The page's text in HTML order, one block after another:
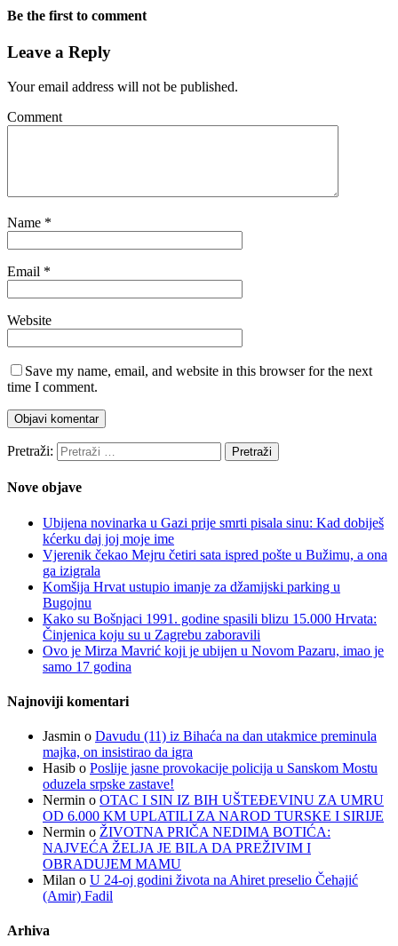
Be the first to comment
Leave a Reply
Your email address will not be published.
Comment
Name *
Email *
Website
Save my name, email, and website in this browser for the next
time I comment.
Pretraži:
Nove objave
Ubijena novinarka u Gazi prije smrti pisala sinu: Kad dobiješ
kćerku daj joj moje ime
Vjerenik čekao Mejru četiri sata ispred pošte u Bužimu, a ona
ga izigrala
Komšija Hrvat ustupio imanje za džamijski parking u
Bugojnu
Kako su Bošnjaci 1991. godine spasili blizu 15.000 Hrvata:
Činjenica koju su u Zagrebu zaboravili
Ovo je Mirza Mavrić koji je ubijen u Novom Pazaru, imao je
samo 17 godina
Najnoviji komentari
Jasmin o Davudu (11) iz Bihaća na dan utakmice preminula
majka, on insistirao da igra
Hasib o Poslije jasne provokacije policija u Sanskom Mostu
oduzela srpske zastave!
Nermin o OTAC I SIN IZ BIH UŠTEĐEVINU ZA UMRU
OD 6.000 KM UPLATILI ZA NAROD TURSKE I SIRIJE
Nermin o ŽIVOTNA PRIČA NEDIMA BOTIĆA:
NAJVEĆA ŽELJA JE BILA DA PREŽIVIM I
OBRADUJEM MAMU
Milan o U 24-oj godini života na Ahiret preselio Čehajić
(Amir) Fadil
Arhiva